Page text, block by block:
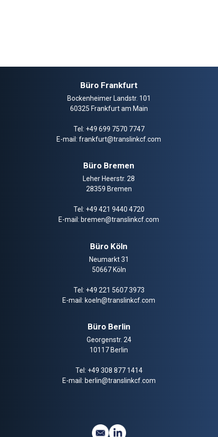
Büro Frankfurt
Bockenheimer Landstr. 101
60325 Frankfurt am Main
Tel: +49 699 7570 7747
E-mail:frankfurt@translinkcf.com
Büro Bremen
Leher Heerstr. 28
28359 Bremen
Tel: +49 421 9440 4720
E-mail: bremen@translinkcf.com
Büro Köln
Neumarkt 31
50667 Köln
Tel: +49 221 5607 3973
E-mail: koeln@translinkcf.com
Büro Berlin
Georgenstr. 24
10117 Berlin
Tel: +49 308 877 1414
E-mail: berlin@translinkcf.com